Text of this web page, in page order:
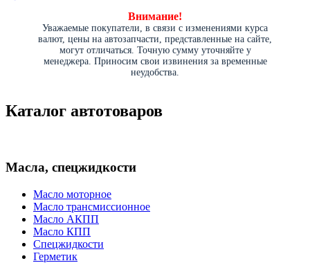
Внимание!
Уважаемые покупатели, в связи с изменениями курса
валют, цены на автозапчасти, представленные на сайте,
могут отличаться. Точную сумму уточняйте у
менеджера. Приносим свои извинения за временные
неудобства.
Каталог автотоваров
Масла, спецжидкости
Масло моторное
Масло трансмиссионное
Масло АКПП
Масло КПП
Спецжидкости
Герметик